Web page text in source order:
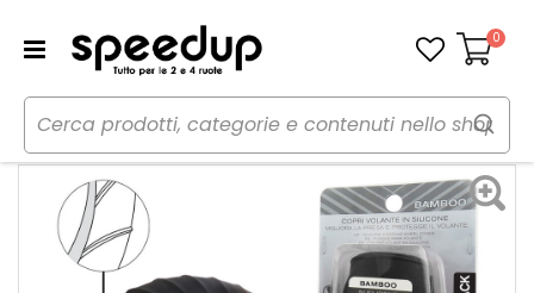
Carrello
0
Home Classic Silicone Bamboo - VENZO